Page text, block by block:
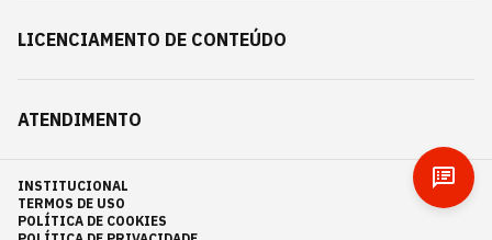
LICENCIAMENTO DE CONTEÚDO
ATENDIMENTO
INSTITUCIONAL
TERMOS DE USO
POLÍTICA DE COOKIES